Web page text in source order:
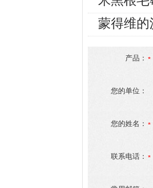
蒙得维
产品：
您的单位：
您的姓名：
联系电话：